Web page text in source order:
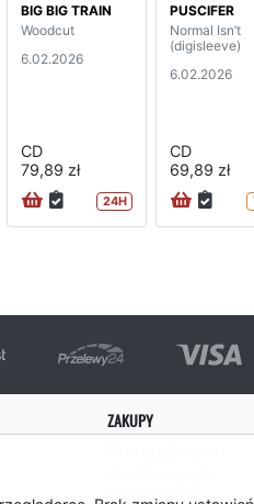
BIG BIG TRAIN
Woodcut
6.02.2026
CD
79,89 zł
24H
PUSCIFER
Normal Isn’t
(digisleeve)
6.02.2026
CD
69,89 zł
ZAKUPY
Panel Klienta